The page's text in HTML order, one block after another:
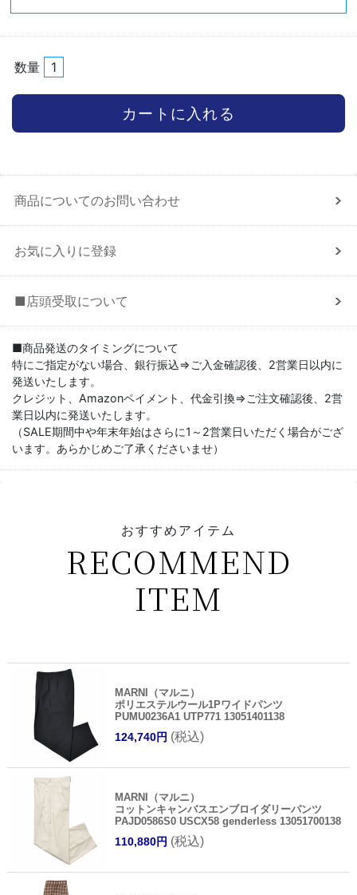
数量
商品についてのお問い合わせ
お気に入りに登録
■店頭受取について
■商品発送のタイミングについて
特にご指定がない場合、銀行振込⇒ご入金確認後、2営業日以内に
発送いたします。
クレジット、Amazonペイメント、代金引換⇒ご注文確認後、2営
業日以内に発送いたします。
（SALE期間中や年末年始はさらに1～2営業日いただく場合がござ
います。あらかじめご了承くださいませ）
おすすめアイテム
RECOMMEND
ITEM
MARNI（マルニ）
ポリエステルウール1Pワイドパンツ
PUMU0236A1 UTP771 13051401138
124,740円 (税込)
MARNI（マルニ）
コットンキャンバスエンブロイダリーパンツ
PAJD0586S0 USCX58 genderless 13051700138
110,880円 (税込)